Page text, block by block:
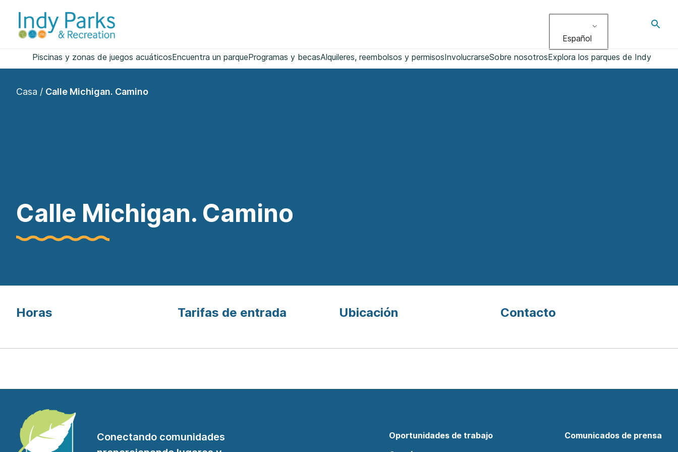
contenido
Español
Piscinas y zonas de juegos acuáticosEncuentra un parqueProgramas y becasAlquileres, reembolsos y permisosInvolucrarseSobre nosotrosExplora los parques de Indy
Casa / Calle Michigan. Camino
Calle Michigan. Camino
Horas Tarifas de entrada Ubicación Contacto
Conectando comunidades
Oportunidades de trabajo
Comunicados de prensa